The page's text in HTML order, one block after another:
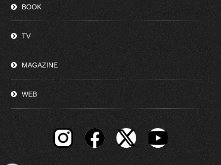
BOOK
TV
MAGAZINE
WEB